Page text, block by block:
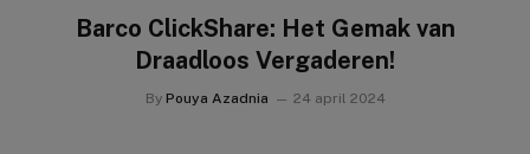
Barco ClickShare: Het Gemak van
Draadloos Vergaderen!
By Pouya Azadnia 24 april 2024